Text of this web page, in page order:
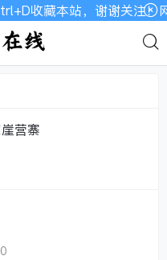
收藏本站，谢谢关注！
营寨
0